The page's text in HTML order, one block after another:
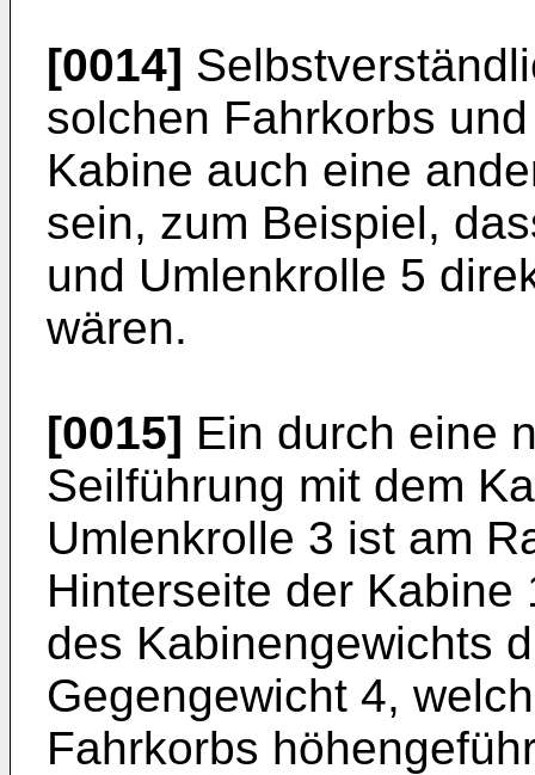
[0014]
solchen Fahrkorbs
Kabine auch eine
sein, zum Beispiel,
und Umlenkrolle 5
wären.
[0015] Ein durch eine
Seilführung mit dem
Umlenkrolle 3 ist am
Hinterseite der
des Kabinengewichts
Gegengewicht 4,
Fahrkorbs